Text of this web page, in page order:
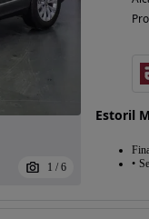
1 / 6
Estoril